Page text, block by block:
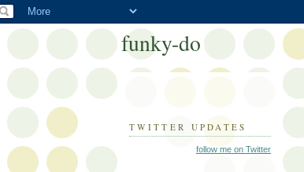
funky-do
TWITTER UPDATES
follow me on Twitter